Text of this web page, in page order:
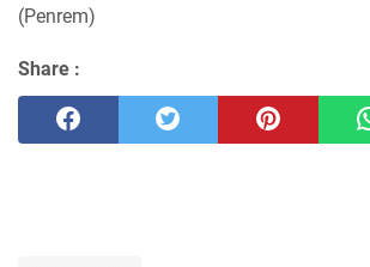
(Penrem)
Share :